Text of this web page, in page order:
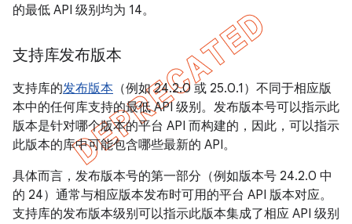
的最低 API 级别均为 14。
支持库发布版本
支持库的发布版本 （例如 24.2.0 或 25.0.1）不同于相应版
本中的任何库支持的最低 API 级别。发布版本号可以指示此
版本是针对哪个版本的平台 API 而构建的，因此，可以指示
此版本的库中可能包含哪些最新的 API。
具体而言，发布版本号的第一部分（例如版本号 24.2.0 中
的 24）通常与相应版本发布时可用的平台 API 版本对应。
支持库的发布版本级别可以指示此版本集成了相应 API 级别